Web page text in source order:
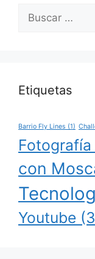
Buscar:
Etiquetas
Barrio Fly Lines (1)
Fotografía
con
Youtube